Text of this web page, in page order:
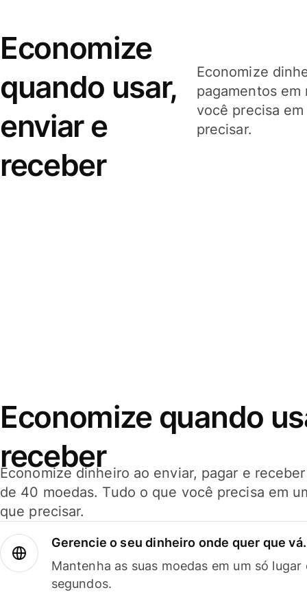
Economize
quando usar,
enviar e
receber
Economize
pagamentos
você precisa
precisar.
Economize quando
receber
Economize dinheiro ao enviar, pagar e
de 40 moedas. Tudo o que você precisa em
que precisar.
Gerencie o seu dinheiro onde quer que vá.
Mantenha as suas moedas em um só
segundos.